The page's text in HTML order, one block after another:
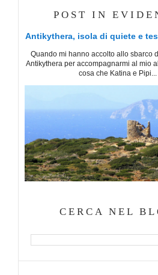
POST IN
Antikythera, isola di quiete e
Quando mi hanno accolto allo sbarco
Antikythera per accompagnarmi al mio
cosa che Katina e Pipi...
CERCA NEL